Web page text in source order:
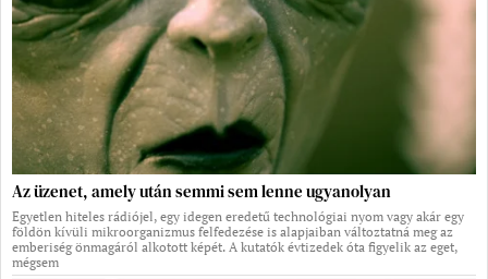
Az üzenet, amely után semmi sem lenne ugyanolyan
Egyetlen hiteles rádiójel, egy idegen eredetű technológiai nyom vagy akár egy
földön kívüli mikroorganizmus felfedezése is alapjaiban változtatná meg az
emberiség önmagáról alkotott képét. A kutatók évtizedek óta figyelik az eget,
mégsem